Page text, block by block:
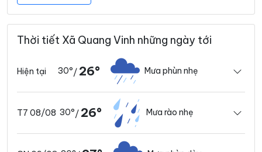
Thời tiết Xã Quang Vinh những ngày tới
Hiện tại 30°/ 26° Mưa phùn nhẹ
T7 08/08 30°/ 26° Mưa rào nhẹ